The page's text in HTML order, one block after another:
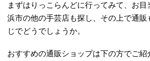
まずはりっこらんどに行ってみて、お
浜市の他の手芸店も探し、その上で通販
じでどうでしょうか。
おすすめの通販ショップは下の方でご紹